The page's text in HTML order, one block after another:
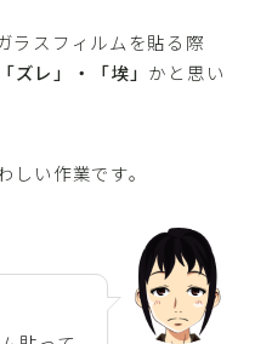
ラスフィルムを貼る際
ズレ」・「埃」 かと思い
い作業です。